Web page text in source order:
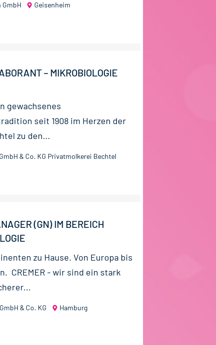
GmbH
Geisenheim
– MIKROBIOLOGIE
gewachsenes
seit 1908 im Herzen der
zu den...
& Co. KG Privatmolkerei Bechtel
(GN) IM BEREICH
zu Hause. Von Europa bis
CREMER - wir sind ein stark
& Co. KG
Hamburg